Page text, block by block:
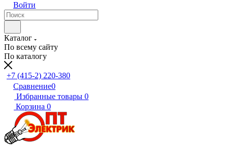
Войти
Каталог
По всему сайту
По каталогу
+7 (415-2) 220-380
Сравнение0
Избранные товары 0
Корзина 0